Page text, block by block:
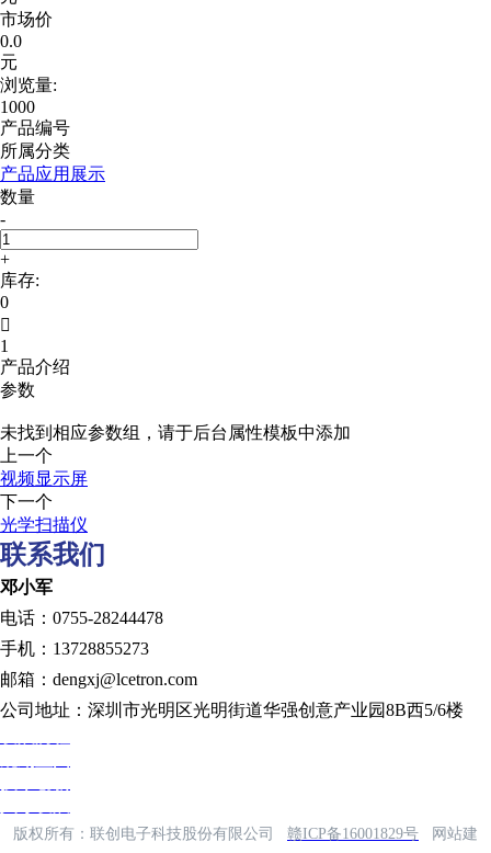
市场价
0.0
元
浏览量:
1000
产品编号
所属分类
产品应用展示
数量
-
+
库存:
0

1
产品介绍
参数
未找到相应参数组，请于后台属性模板中添加
上一个
视频显示屏
下一个
光学扫描仪
联系我们
邓小军
电话：0755-28244478
手机：13728855273
邮箱：dengxj@lcetron.com
公司地址：深圳市光明区光明街道华强创意产业园8B西5/6楼
版权所有：联创电子科技股份有限公司 赣ICP备16001829号 网站建